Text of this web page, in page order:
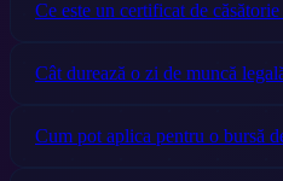
Ce este un certificat de
Cât durează o zi de muncă
Cum pot aplica pentru o bursă